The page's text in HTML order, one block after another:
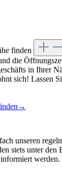
finden
die
in Ihrer
sich! Lassen
→
unseren
stets unter den
werden.